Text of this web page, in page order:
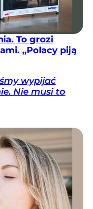
To grozi
„Polacy piją
wypijać
Nie musi to